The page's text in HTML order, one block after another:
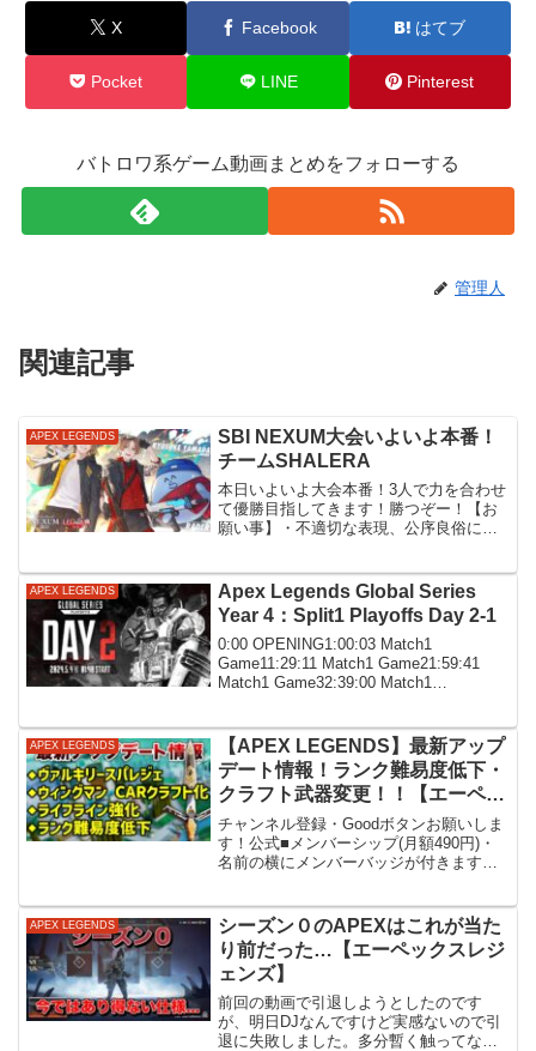
X Facebook はてブ
Pocket LINE Pinterest
バトロワ系ゲーム動画まとめをフォローする
管理人
関連記事
APEX LEGENDS
SBI NEXUM大会いよいよ本番！
チームSHALERA
本日いよいよ大会本番！3人で力を合わせ
て優勝目指してきます！勝つぞー！【お
願い事】・不適切な表現、公序良俗に反
い。・読みづらくなるので、絵文字だけ
のコメントは極力お控えく...
APEX LEGENDS
Apex Legends Global Series
Year 4：Split1 Playoffs Day 2-1
0:00 OPENING1:00:03 Match1
Game11:29:11 Match1 Game21:59:41
Match1 Game32:39:00 Match1
APEX LEGENDS
【APEX LEGENDS】最新アップ
デート情報！ランク難易度低下・
クラフト武器変更！！【エーペッ
クスレジェンズ】
チャンネル登録・Goodボタンお願いしま
す！公式■メンバーシップ(月額490円)・
名前の横にメンバーバッジが付きます・
ります↓登録はコチラから
↓____________...
APEX LEGENDS
シーズン０のAPEXはこれが当た
り前だった…【エーペックスレジ
ェンズ】
前回の動画で引退しようとしたのです
が、明日DJなんですけど実感ないので引
退に失敗しました。多分暫く触ってない